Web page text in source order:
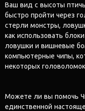
Ваш вид с высоты
быстро пройти через
стерли монстры,
как использовать
ловушки и вишневые
компьютерные чипы,
некоторых
Можете ли вы помочь
единственной